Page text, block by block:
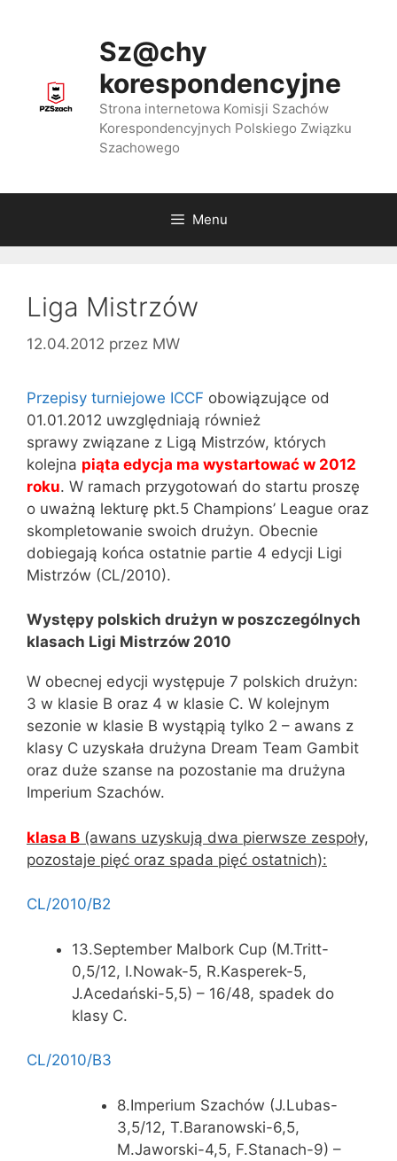
Sz@chy
korespondencyjne
Strona internetowa Komisji Szachów
Korespondencyjnych Polskiego Związku
Szachowego
Menu
Liga Mistrzów
12.04.2012 przez MW
Przepisy turniejowe ICCF obowiązujące od
01.01.2012 uwzględniają również
sprawy związane z Ligą Mistrzów, których
kolejna piąta edycja ma wystartować w 2012
roku. W ramach przygotowań do startu proszę
o uważną lekturę pkt.5 Champions’ League oraz
skompletowanie swoich drużyn. Obecnie
dobiegają końca ostatnie partie 4 edycji Ligi
Mistrzów (CL/2010).
Występy polskich drużyn w poszczególnych
klasach Ligi Mistrzów 2010
W obecnej edycji występuje 7 polskich drużyn:
3 w klasie B oraz 4 w klasie C. W kolejnym
sezonie w klasie B wystąpią tylko 2 – awans z
klasy C uzyskała drużyna Dream Team Gambit
oraz duże szanse na pozostanie ma drużyna
Imperium Szachów.
klasa B (awans uzyskują dwa pierwsze zespoły,
pozostaje pięć oraz spada pięć ostatnich):
CL/2010/B2
13.September Malbork Cup (M.Tritt-
0,5/12, I.Nowak-5, R.Kasperek-5,
J.Acedański-5,5) – 16/48, spadek do
klasy C.
CL/2010/B3
8.Imperium Szachów (J.Lubas-
3,5/12, T.Baranowski-6,5,
M.Jaworski-4,5, F.Stanach-9) –